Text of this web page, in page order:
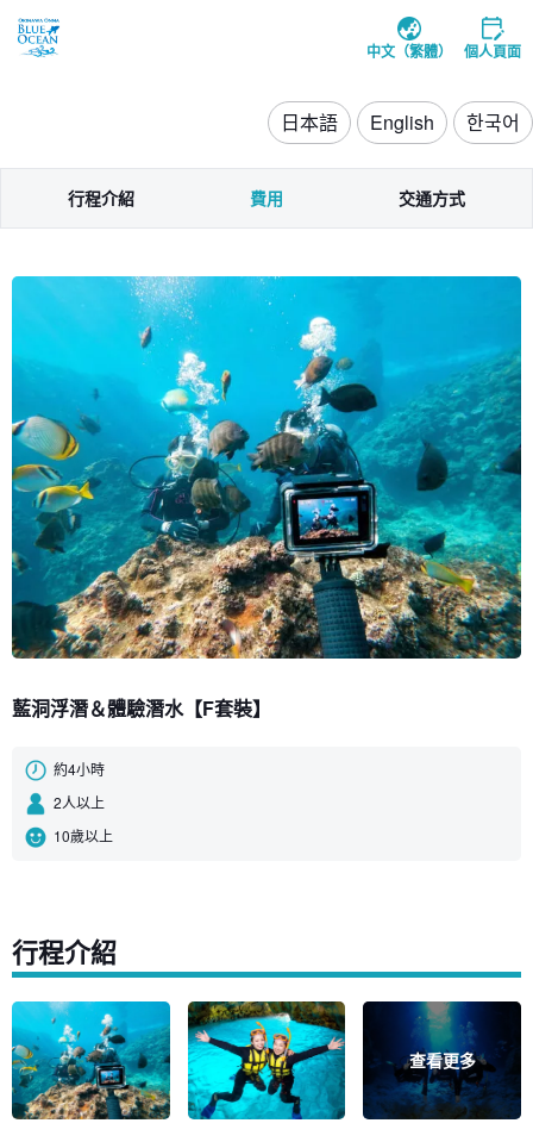
中文（繁體） 個人頁面
日本語 English 한국어
行程介紹 費用 交通方式
藍洞浮潛＆體驗潛水【F套裝】
約4小時
2人以上
10歲以上
行程介紹
查看更多